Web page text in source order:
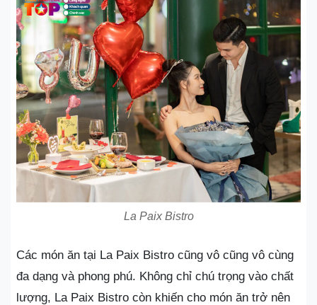
La Paix Bistro
Các món ăn tại La Paix Bistro cũng vô cũng vô cùng
đa dạng và phong phú. Không chỉ chú trọng vào chất
lượng, La Paix Bistro còn khiến cho món ăn trở nên